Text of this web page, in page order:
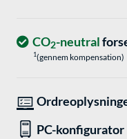
CO2-neutral
1(gennem kompensation)
PC-konfigurator